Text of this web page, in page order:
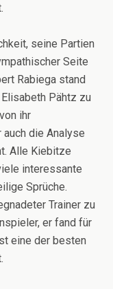
seine Partien
Seite
Rabiega stand
Pähtz zu
ihr
die Analyse
Alle Kiebitze
interessante
Sprüche.
Trainer zu
er fand für
eine der besten